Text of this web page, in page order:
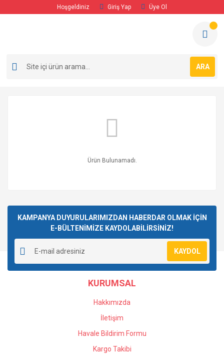
Hoşgeldiniz Giriş Yap Üye Ol
ARA
Ürün Bulunamadı.
KAMPANYA DUYURULARIMIZDAN HABERDAR OLMAK İÇİN
E-BÜLTENİMİZE KAYDOLABİLİRSİNİZ!
KAYDOL
KURUMSAL
Hakkımızda
İletişim
Havale Bildirim Formu
Kargo Takibi